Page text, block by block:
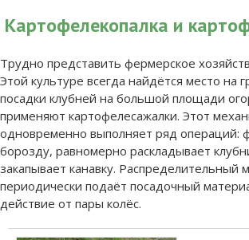
Картофелекопалка и
Трудно представить фермерское
Этой культуре всегда найдётся место на
посадки клубней на большой площади
применяют картофелесажалки. Этот
одновременно выполняет ряд операций:
борозду, равномерно раскладывает
закапывает канавку. Распределительный
периодически подаёт посадочный
действие от пары колёс.